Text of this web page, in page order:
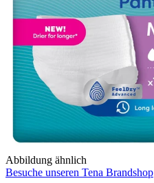
Abbildung ähnlich
Besuche unseren Tena Brandshop